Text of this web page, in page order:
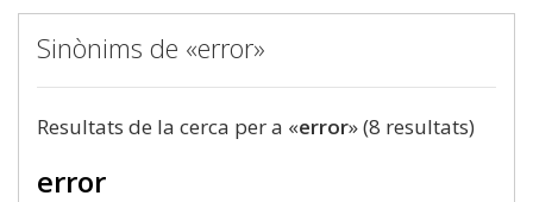
Sinònims de «error»
Resultats de la cerca per a «error» (8 resultats)
error